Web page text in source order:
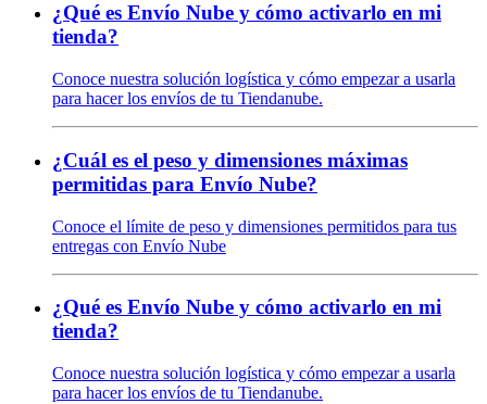
¿Qué es Envío Nube y cómo activarlo en mi
tienda?
Conoce nuestra solución logística y cómo empezar a usarla
para hacer los envíos de tu Tiendanube.
¿Cuál es el peso y dimensiones máximas
permitidas para Envío Nube?
Conoce el límite de peso y dimensiones permitidos para tus
entregas con Envío Nube
¿Qué es Envío Nube y cómo activarlo en mi
tienda?
Conoce nuestra solución logística y cómo empezar a usarla
para hacer los envíos de tu Tiendanube.